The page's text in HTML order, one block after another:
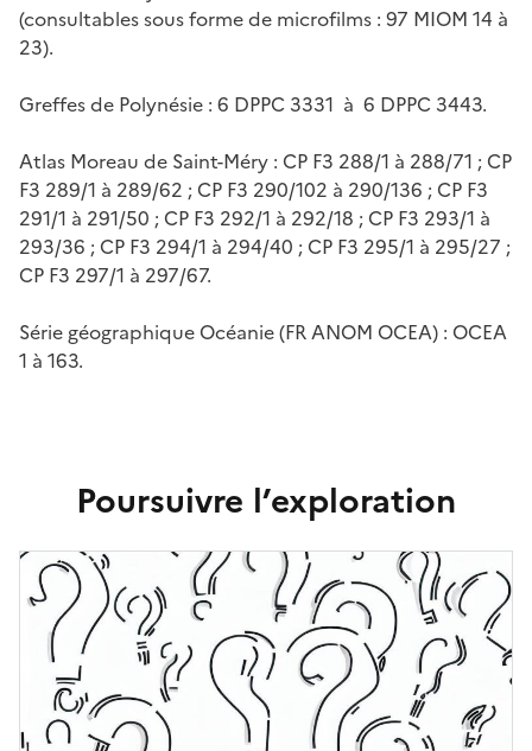
(consultables sous forme de microfilms : 97 MIOM 14 à
23).
Greffes de Polynésie : 6 DPPC 3331 à 6 DPPC 3443.
Atlas Moreau de Saint-Méry : CP F3 288/1 à 288/71 ; CP
F3 289/1 à 289/62 ; CP F3 290/102 à 290/136 ; CP F3
291/1 à 291/50 ; CP F3 292/1 à 292/18 ; CP F3 293/1 à
293/36 ; CP F3 294/1 à 294/40 ; CP F3 295/1 à 295/27 ;
CP F3 297/1 à 297/67.
Série géographique Océanie (FR ANOM OCEA) : OCEA
1 à 163.
Poursuivre l’exploration